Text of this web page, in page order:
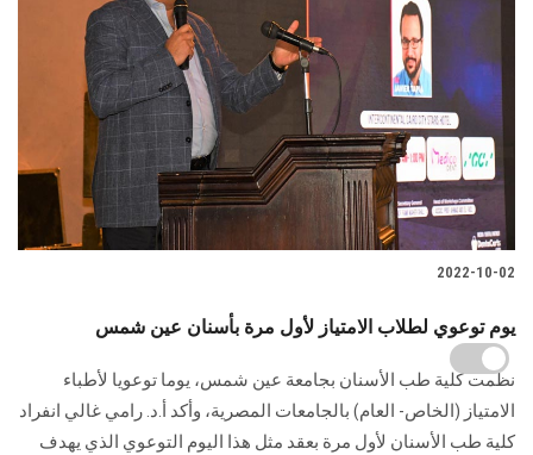
2022-10-02
يوم توعوي لطلاب الامتياز لأول مرة بأسنان عين شمس
نظمت كلية طب الأسنان بجامعة عين شمس، يوما توعويا لأطباء
الامتياز (الخاص- العام) بالجامعات المصرية، وأكد أ.د. رامي غالي انفراد
كلية طب الأسنان لأول مرة بعقد مثل هذا اليوم التوعوي الذي يهدف